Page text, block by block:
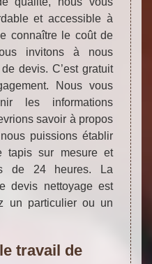
et accessible à
connaître le coût de
invitons à nous
devis. C’est gratuit
Nous vous
les informations
savoir à propos
puissions établir
tapis sur mesure et
de 24 heures. La
devis nettoyage est
un particulier ou un
travail de